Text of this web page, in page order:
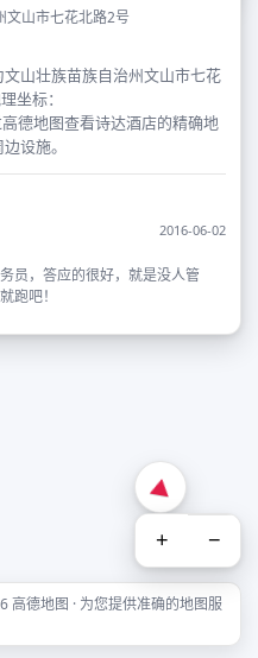
文山市七花北路2号
山壮族苗族自治州文山市七花
坐标：
德地图查看诗达酒店的精确地
设施。
2016-06-02
员，答应的很好，就是没人管
跑吧！
+ −
高德地图 · 为您提供准确的地图服